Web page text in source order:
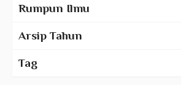
Rumpun Ilmu
Arsip Tahun
Tag